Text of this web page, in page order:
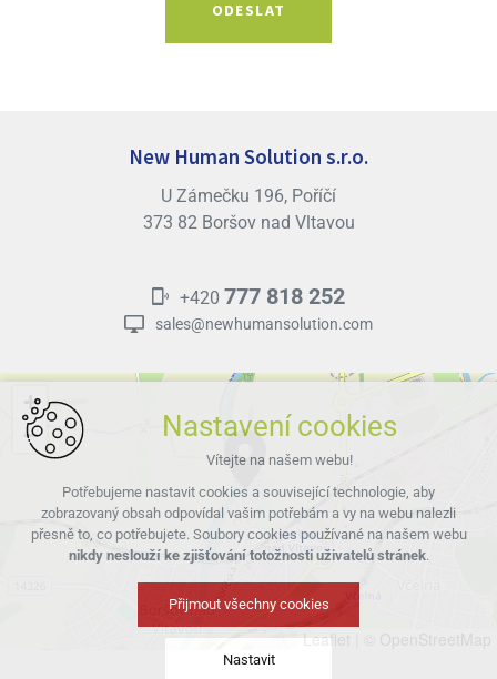
New Human Solution s.r.o.
U Zámečku 196, Poříčí
373 82 Boršov nad Vltavou
+420 777 818 252
sales@newhumansolution.com
+
−
Leaflet
Nastavení cookies
Vítejte na našem webu!
Potřebujeme nastavit cookies a související technologie, aby
zobrazovaný obsah odpovídal vašim potřebám a vy na webu nalezli
přesně to, co potřebujete. Soubory cookies používané na našem webu
nikdy neslouží ke zjišťování totožnosti uživatelů stránek.
Přijmout všechny cookies
Nastavit